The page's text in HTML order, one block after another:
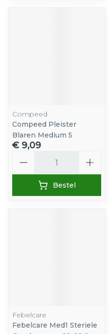
Compeed
Compeed Pleister
Blaren Medium 5
€ 9,09
Bestel
Febelcare
Febelcare Med1 Steriele